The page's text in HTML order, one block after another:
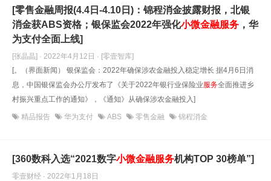
[零售金融周报(4.4日-4.10日)：锦程消金披露财报，北银
消金获ABS资格；银保监会2022年强化小微金融服务 ，华
为支付全面上线]
[张晶晶] · 2022年4月12日 · [零壹智库]
[。（界面新闻） 银保监会：2022年确保涉农金融投入稳定增长 据4月6日消
息，中国银保监会办公厅发布了《关于2022年银行业保险业服务全面推进乡
村振兴重点工作的通知》，《通知》从确保涉农金融投入]
精品报告 华为支付 ABS 零售金融 锦程消金
[360数科入选“2021数字小微金融服务机构TOP 30榜单”]
零壹财经 · 2022年1月18日